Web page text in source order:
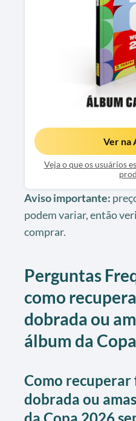
Ver na
Veja o que os usuários
Aviso importante:
podem variar, então
comprar.
Perguntas
como
dobrada ou
álbum da
Como
dobrada ou